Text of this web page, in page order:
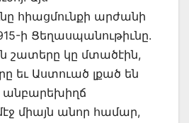
հիացմունքի արժանի
ի Ցեղասպանութիւնը.
շատերը կը մտածէին,
եւ Աստուած լքած են
անբարեխիղճ
միայն անոր համար,